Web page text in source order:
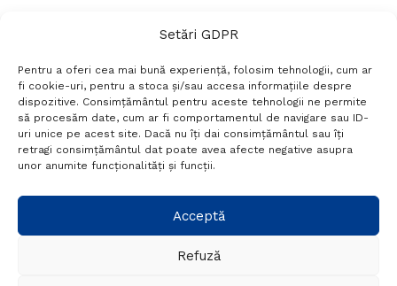
Setări GDPR
Pentru a oferi cea mai bună experiență, folosim tehnologii, cum ar
fi cookie-uri, pentru a stoca și/sau accesa informațiile despre
dispozitive. Consimțământul pentru aceste tehnologii ne permite
să procesăm date, cum ar fi comportamentul de navigare sau ID-
uri unice pe acest site. Dacă nu îți dai consimțământul sau îți
retragi consimțământul dat poate avea afecte negative asupra
unor anumite funcționalități și funcții.
Acceptă
Refuză
Termeni si conditii
Politică de confidențialitate
Politica cookies
Setări GDPR
+40 788 760 194